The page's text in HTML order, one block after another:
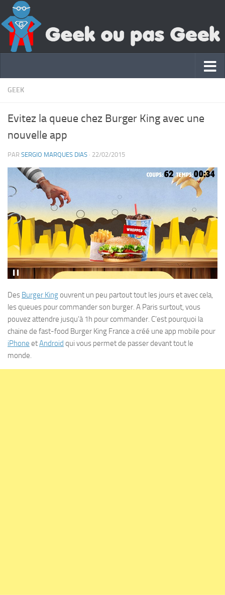
GEEK
Evitez la queue chez Burger King avec une
nouvelle app
PAR SERGIO MARQUES DIAS · 22/02/2015
Des Burger Kingouvrent un peu partout tout les jours et avec cela,
les queues pour commander son burger. A Paris surtout, vous
pouvez attendre jusqu’à 1h pour commander. C’est pourquoi la
chaine de fast-food Burger King France a créé une app mobile pour
iPhone etAndroid qui vous permet de passer devant tout le
monde.